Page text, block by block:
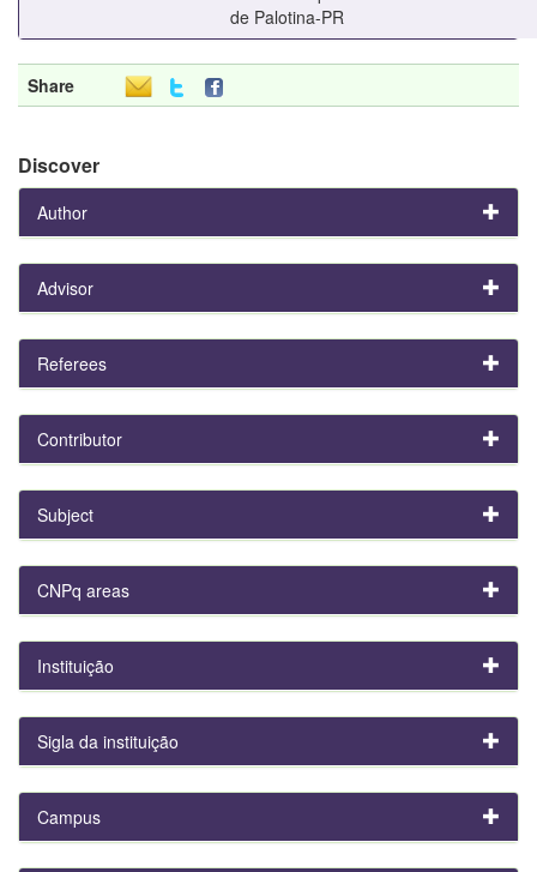
de Palotina-PR
Share
Discover
Author
Advisor
Referees
Contributor
Subject
CNPq areas
Instituição
Sigla da instituição
Campus